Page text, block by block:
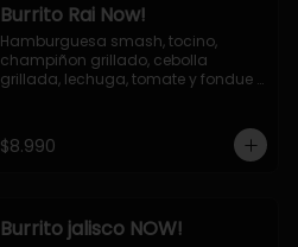
Burrito Rai Now!
Hamburguesa smash, tocino,
champiñon grillado, cebolla
grillada, lechuga, tomate y fondue
$8.990
Burrito jalisco NOW!